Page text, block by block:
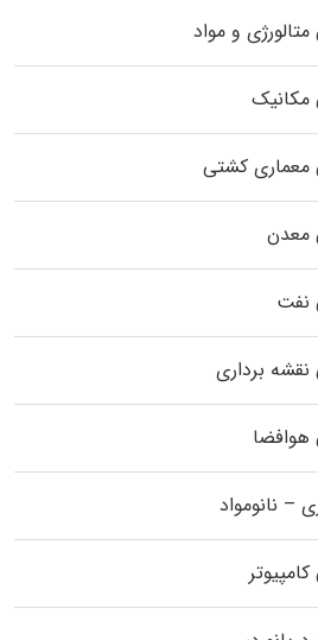
و مواد
مکانیک
معماری کشتی
معدن
نفت
برداری
– نانومواد